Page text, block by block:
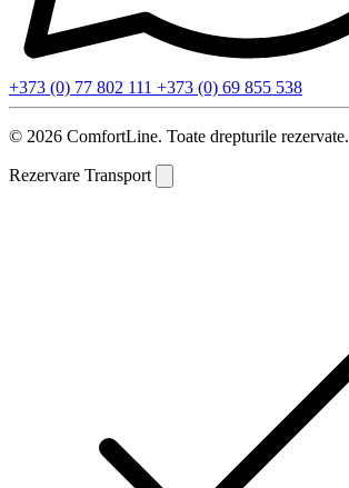
+373 (0) 77 802 111 +373 (0) 69 855 538
© 2026 ComfortLine. Toate drepturile rezervate.
Rezervare Transport